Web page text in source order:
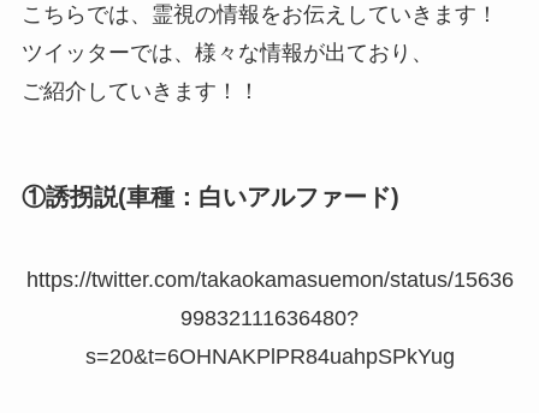
こちらでは、霊視の情報をお伝えしていきます！
ツイッターでは、様々な情報が出ており、
ご紹介していきます！！
①誘拐説(車種：白いアルファード)
https://twitter.com/takaokamasuemon/status/15636
99832111636480?
s=20&t=6OHNAKPlPR84uahpSPkYug